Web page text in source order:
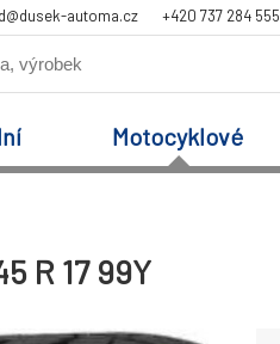
automa.cz +420 737 284 555
Motocyklové
R 17 99Y